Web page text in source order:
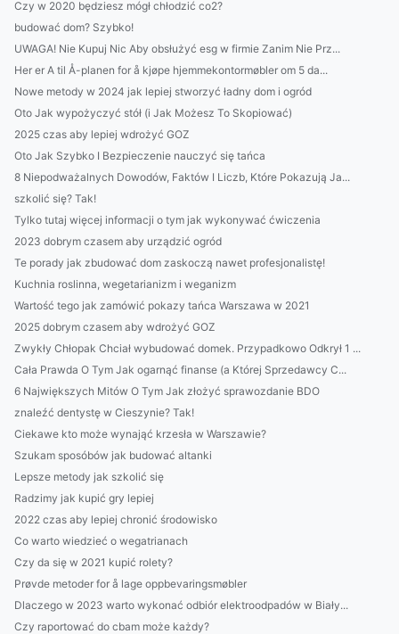
Czy w 2020 będziesz mógł chłodzić co2?
budować dom? Szybko!
UWAGA! Nie Kupuj Nic Aby obsłużyć esg w firmie Zanim Nie Prz...
Her er A til Å-planen for å kjøpe hjemmekontormøbler om 5 da...
Nowe metody w 2024 jak lepiej stworzyć ładny dom i ogród
Oto Jak wypożyczyć stół (i Jak Możesz To Skopiować)
2025 czas aby lepiej wdrożyć GOZ
Oto Jak Szybko I Bezpieczenie nauczyć się tańca
8 Niepodważalnych Dowodów, Faktów I Liczb, Które Pokazują Ja...
szkolić się? Tak!
Tylko tutaj więcej informacji o tym jak wykonywać ćwiczenia
2023 dobrym czasem aby urządzić ogród
Te porady jak zbudować dom zaskoczą nawet profesjonalistę!
Kuchnia roslinna, wegetarianizm i weganizm
Wartość tego jak zamówić pokazy tańca Warszawa w 2021
2025 dobrym czasem aby wdrożyć GOZ
Zwykły Chłopak Chciał wybudować domek. Przypadkowo Odkrył 1 ...
Cała Prawda O Tym Jak ogarnąć finanse (a Której Sprzedawcy C...
6 Największych Mitów O Tym Jak złożyć sprawozdanie BDO
znaleźć dentystę w Cieszynie? Tak!
Ciekawe kto może wynająć krzesła w Warszawie?
Szukam sposóbów jak budować altanki
Lepsze metody jak szkolić się
Radzimy jak kupić gry lepiej
2022 czas aby lepiej chronić środowisko
Co warto wiedzieć o wegatrianach
Czy da się w 2021 kupić rolety?
Prøvde metoder for å lage oppbevaringsmøbler
Dlaczego w 2023 warto wykonać odbiór elektroodpadów w Biały...
Czy raportować do cbam może każdy?